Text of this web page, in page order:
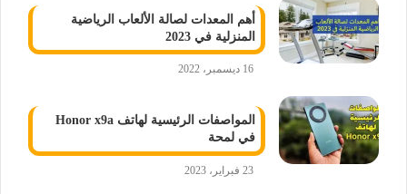
أهم المعدات لصالة الألعاب الرياضية
المنزلية في 2023
16 ديسمبر، 2022
المواصفات الرئيسية لهاتف Honor x9a
في لمحة
23 فبراير، 2023